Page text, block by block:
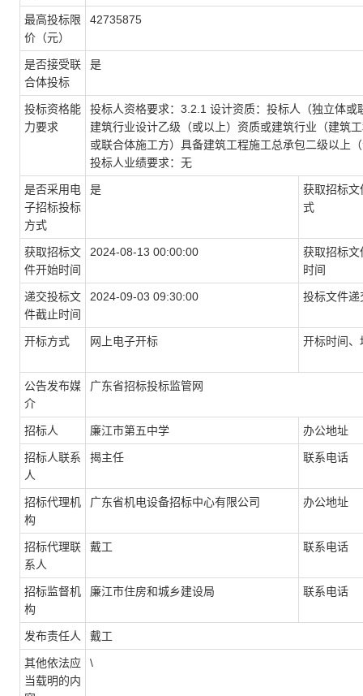
最高投标限
价 （元）
42735875
是否接受联
合体投标
是
投标资格能
力要求
投标人资格要求： 3.2.1 设计资质：投标人（独立体或
建筑行业设计乙级（或以上）资质或建筑行业（建筑
或联合体施工方）具备建筑工程施工总承包二级以上
投标人业绩要求： 无
是否采用电
子招标投标
方式
是 获取招标文
式
获取招标文
件开始时间
2024-08-13 00:00:00
获取招标文
时间
递交投标文
件截止时间
2024-09-03 09:30:00 投标文件递
开标方式 网上电子开标 开标时间、
公告发布媒
介
广东省招标投标监管网
招标人 廉江市第五中学 办公地址
招标人联系
人
揭主任 联系电话
招标代理机
构
广东省机电设备招标中心有限公司 办公地址
招标代理联
系人
戴工 联系电话
招标监督机
构
廉江市住房和城乡建设局 联系电话
发布责任人 戴工
其他依法应
当载明的内
\